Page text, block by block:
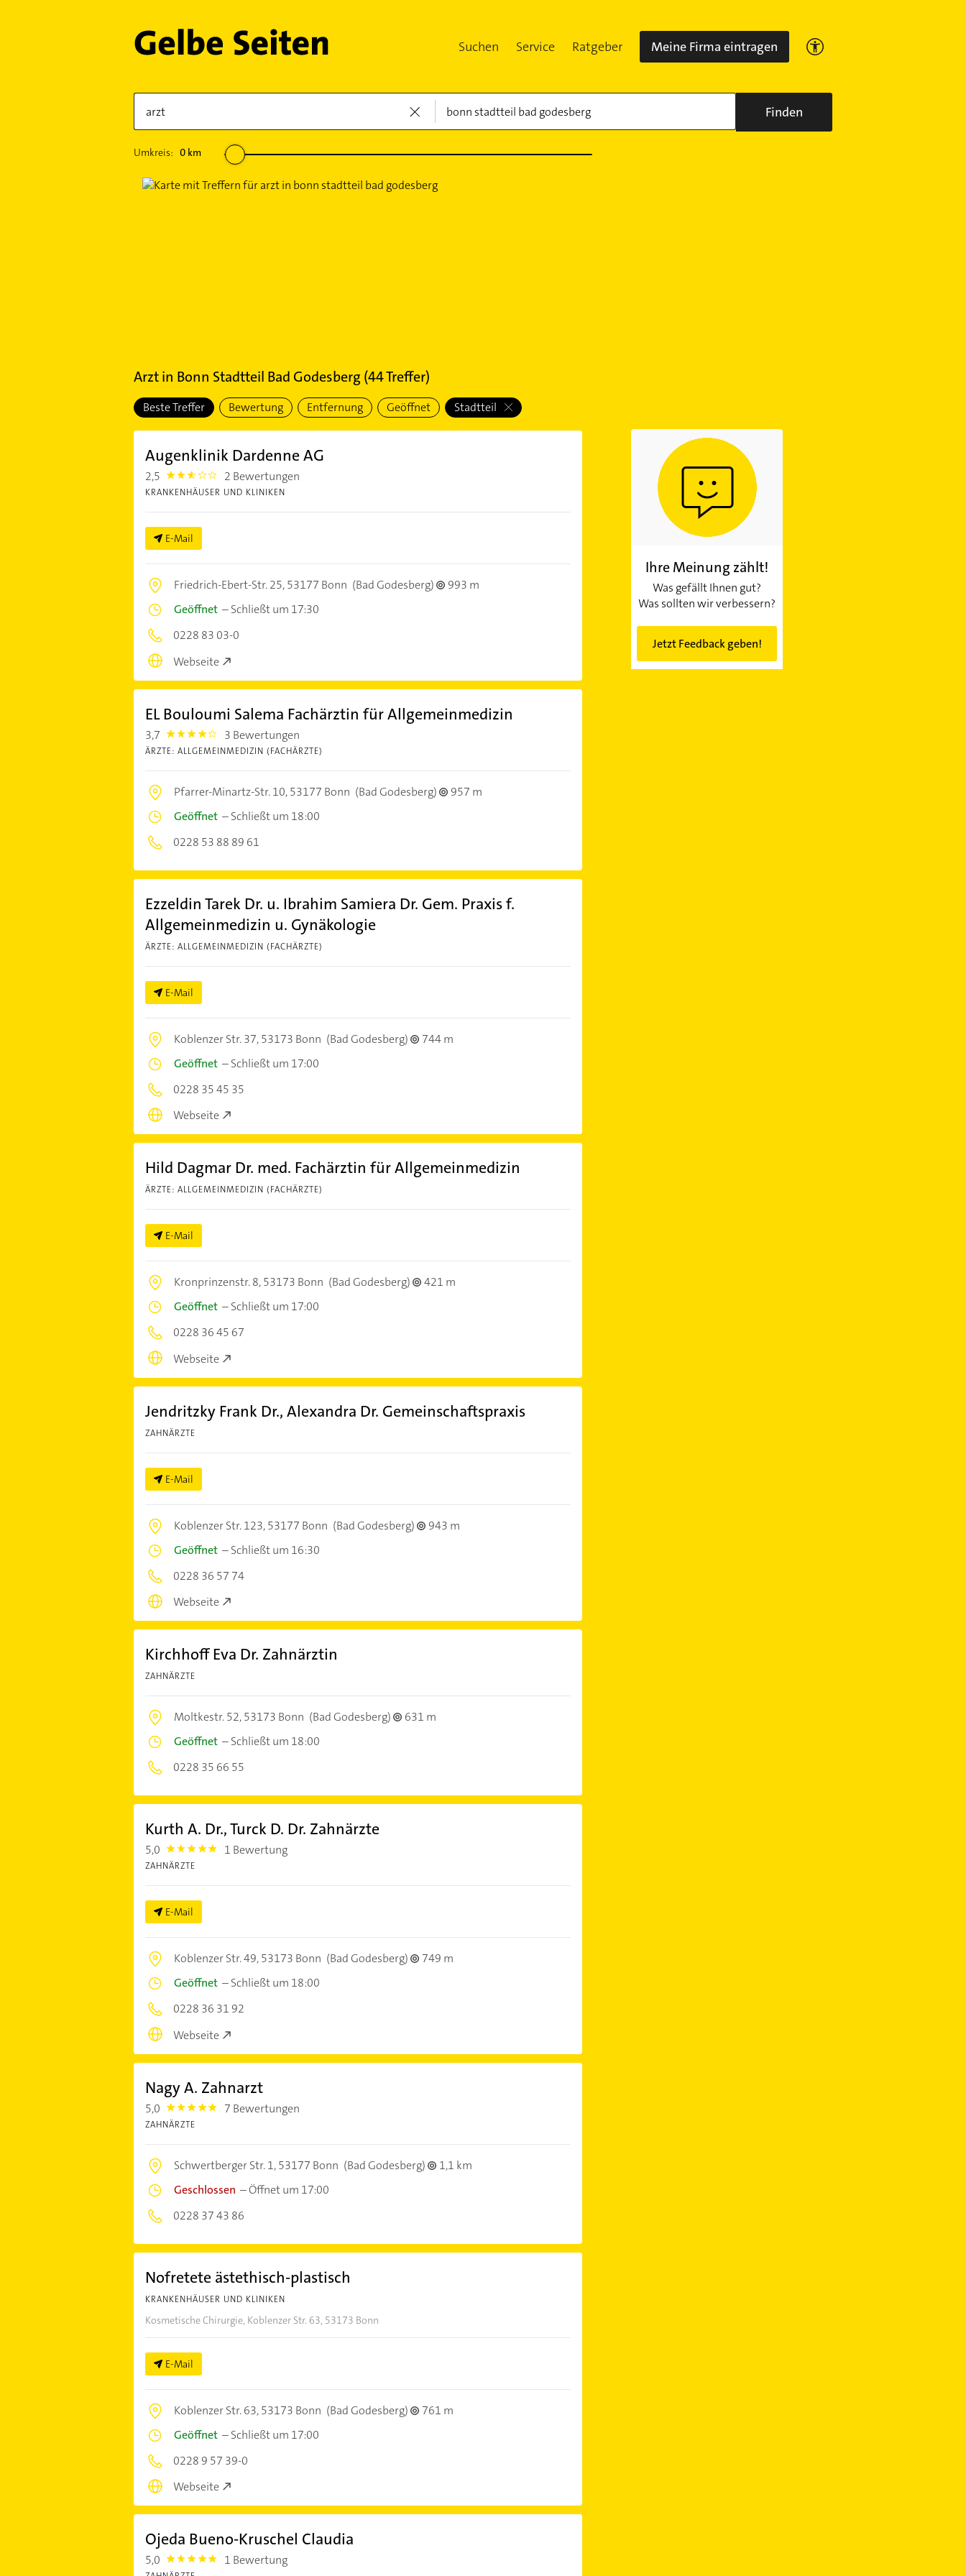
Suchen Service Ratgeber Meine Firma eintragen
Finden
Umkreis: 0km
Arztin Bonn Stadtteil Bad Godesberg (44Treffer)
Beste Treffer Bewertung Entfernung Geöffnet Stadtteil
Augenklinik Dardenne AG
2,5 2.5 2 Bewertungen
KRANKENHÄUSER UND KLINIKEN
E-Mail
Friedrich-Ebert-Str. 25,53177 Bonn (Bad Godesberg)
993 m
Geöffnet–Schließt um 17:30
0228 83 03-0
Webseite
EL Bouloumi Salema Fachärztin für Allgemeinmedizin
3,7 3.7 3 Bewertungen
ÄRZTE: ALLGEMEINMEDIZIN (FACHÄRZTE)
Pfarrer-Minartz-Str. 10,53177 Bonn (Bad Godesberg)
957 m
Geöffnet–Schließt um 18:00
0228 53 88 89 61
Ezzeldin Tarek Dr. u. Ibrahim Samiera Dr. Gem. Praxis f.
Allgemeinmedizin u. Gynäkologie
ÄRZTE: ALLGEMEINMEDIZIN (FACHÄRZTE)
E-Mail
Koblenzer Str. 37,53173 Bonn (Bad Godesberg)
744 m
Geöffnet–Schließt um 17:00
0228 35 45 35
Webseite
Hild Dagmar Dr. med. Fachärztin für Allgemeinmedizin
ÄRZTE: ALLGEMEINMEDIZIN (FACHÄRZTE)
E-Mail
Kronprinzenstr. 8,53173 Bonn (Bad Godesberg)
421 m
Geöffnet–Schließt um 17:00
0228 36 45 67
Webseite
Jendritzky Frank Dr., Alexandra Dr. Gemeinschaftspraxis
ZAHNÄRZTE
E-Mail
Koblenzer Str. 123,53177 Bonn (Bad Godesberg)
943 m
Geöffnet–Schließt um 16:30
0228 36 57 74
Webseite
Kirchhoff Eva Dr. Zahnärztin
ZAHNÄRZTE
Moltkestr. 52,53173 Bonn (Bad Godesberg)
631 m
Geöffnet–Schließt um 18:00
0228 35 66 55
Kurth A. Dr., Turck D. Dr. Zahnärzte
5,0 5.0 1 Bewertung
ZAHNÄRZTE
E-Mail
Koblenzer Str. 49,53173 Bonn (Bad Godesberg)
749 m
Geöffnet–Schließt um 18:00
0228 36 31 92
Webseite
Nagy A. Zahnarzt
5,0 5.0 7 Bewertungen
ZAHNÄRZTE
Schwertberger Str. 1,53177 Bonn (Bad Godesberg)
1,1 km
Geschlossen –Öffnet um 17:00
0228 37 43 86
Nofretete ästethisch-plastisch
KRANKENHÄUSER UND KLINIKEN
Kosmetische Chirurgie, Koblenzer Str. 63, 53173 Bonn
E-Mail
Koblenzer Str. 63,53173 Bonn (Bad Godesberg)
761 m
Geöffnet–Schließt um 17:00
0228 9 57 39-0
Webseite
Ojeda Bueno-Kruschel Claudia
5,0 5.0 1 Bewertung
Ihre Meinung zählt!
Was gefällt Ihnen gut?
Was sollten wir verbessern?
Jetzt Feedback geben!